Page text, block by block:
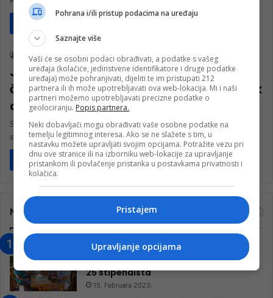
Pročitaj više
nk 2 13. Maja 2023.
Javašluk u Jablanici: Pogledajte zbog
čega su građani danima čekali prolazak
do mora
Skoro dva mjeseca, svakog vikenda s juga, odnosno iz Jablanice
su stizale fotografije kilometarskih kolona i to u oba smjera. …
Pročitaj više
Najčitanije
“Obrazovanje gradi BiH-Jovan Divjak“
– Konjic je u posljednje 22 godine imao
25 ​​stipendista
15. Februara 2023.
Pohrana i/ili pristup podacima na uređaju
Saznajte više
Vaši će se osobni podaci obrađivati, a podatke s vašeg
uređaja (kolačiće, jedinstvene identifikatore i druge podatke
uređaja) može pohranjivati, dijeliti te im pristupati 212
partnera ili ih može upotrebljavati ova web-lokacija. Mi i naši
partneri možemo upotrebljavati precizne podatke o
geolociranju. Popis partnera.
Neki dobavljači mogu obrađivati vaše osobne podatke na
temelju legitimnog interesa. Ako se ne slažete s tim, u
nastavku možete upravljati svojim opcijama. Potražite vezu pri
dnu ove stranice ili na izborniku web-lokacije za upravljanje
pristankom ili povlačenje pristanka u postavkama privatnosti i
kolačića.
Pristajem
Upravljanje opcijama